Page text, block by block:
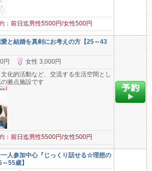
：前日迄男性5500円/女性500円
と結婚を真剣にお考えの方【25～43
円
女性 3,000円
化的活動など、交流する生活空間とし
拠点施設です
：前日迄男性5500円/女性500円
人参加中心『じっくり話せる☆理想の
55歳】